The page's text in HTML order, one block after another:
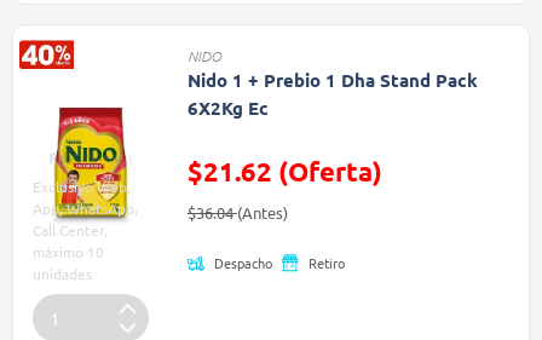
Exclusivo Web,
App, WhatsApp,
Call Center,
máximo 10
unidades
NIDO
Nido 1 + Prebio 1 Dha Stand Pack
6X2Kg Ec
$21.62 (Oferta)
Precio reducido de
$36.04(Antes)(Oferta)
Despacho Retiro